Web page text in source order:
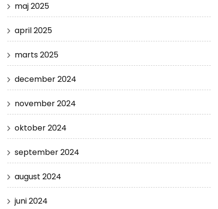
maj 2025
april 2025
marts 2025
december 2024
november 2024
oktober 2024
september 2024
august 2024
juni 2024